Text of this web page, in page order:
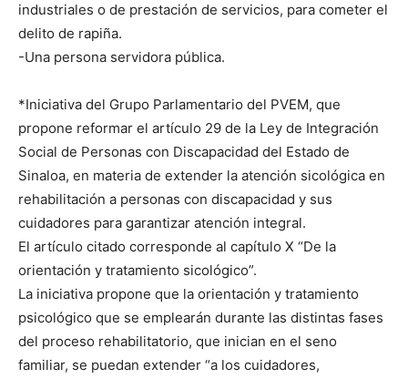
industriales o de prestación de servicios, para cometer el
delito de rapiña.
-Una persona servidora pública.
*Iniciativa del Grupo Parlamentario del PVEM, que
propone reformar el artículo 29 de la Ley de Integración
Social de Personas con Discapacidad del Estado de
Sinaloa, en materia de extender la atención sicológica en
rehabilitación a personas con discapacidad y sus
cuidadores para garantizar atención integral.
El artículo citado corresponde al capítulo X “De la
orientación y tratamiento sicológico”.
La iniciativa propone que la orientación y tratamiento
psicológico que se emplearán durante las distintas fases
del proceso rehabilitatorio, que inician en el seno
familiar, se puedan extender “a los cuidadores,